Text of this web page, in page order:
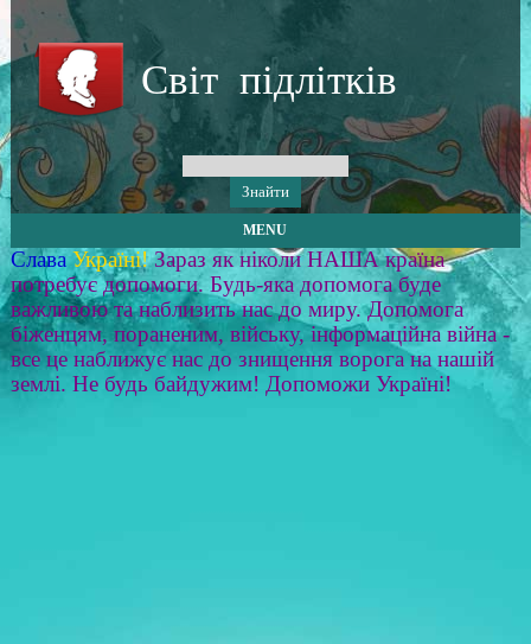
Світ підлітків
MENU
Слава Україні! Зараз як ніколи НАША країна
потребує допомоги. Будь-яка допомога буде
важливою та наблизить нас до миру. Допомога
біженцям, пораненим, війську, інформаційна війна -
все це наближує нас до знищення ворога на нашій
землі. Не будь байдужим! Допоможи Україні!